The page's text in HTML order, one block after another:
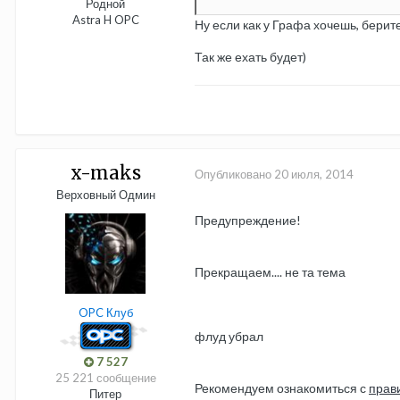
Родной
Astra H OPC
Ну если как у Графа хочешь,
Так же ехать будет)
x-maks
Верховный Одмин
OPC Клуб
7 527
25 221 сообщение
Питер
Опубликовано 20 июля, 2014
Предупреждение!
Прекращаем.... не та тема
флуд убрал
Рекомендуем ознакомиться с